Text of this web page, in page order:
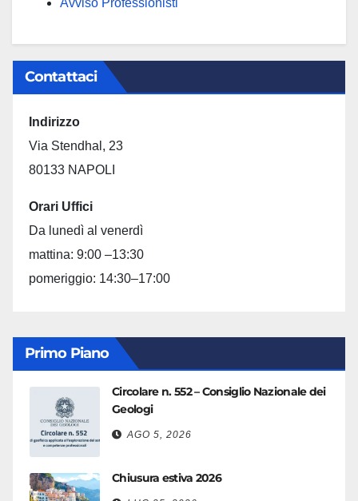
Avviso Professionisti
Contattaci
Indirizzo
Via Stendhal, 23
80133 NAPOLI
Orari Uffici
Da lunedì al venerdì
mattina: 9:00 –13:30
pomeriggio: 14:30–17:00
Primo Piano
Circolare n. 552 – Consiglio Nazionale dei
Geologi
AGO 5, 2026
Chiusura estiva 2026